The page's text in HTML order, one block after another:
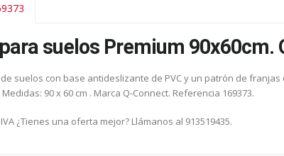
suelos Premium 90x60cm.
suelos con base antideslizante de PVC y un patrón de
90 x 60 cm . Marca Q-Connect. Referencia 169373.
¿Tienes una oferta mejor? Llámanos al 913519435.